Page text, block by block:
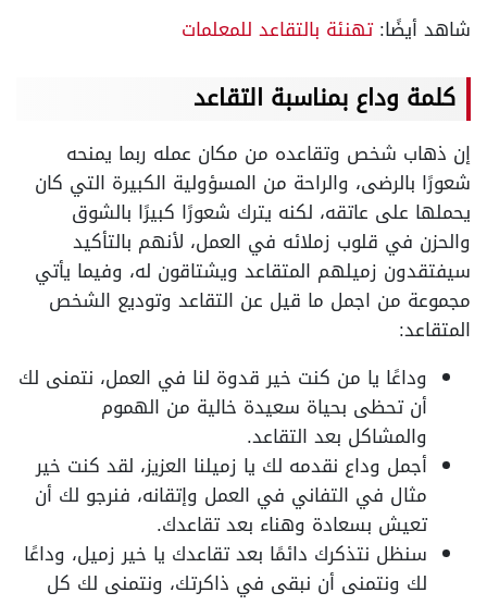
شاهد أيضًا:تهنئة بالتقاعد للمعلمات
كلمة وداع بمناسبة التقاعد
إن ذهاب شخص وتقاعده من مكان عمله ربما يمنحه
شعورًا بالرضى، والراحة من المسؤولية الكبيرة التي كان
يحملها على عاتقه، لكنه يترك شعورًا كبيرًا بالشوق
والحزن في قلوب زملائه في العمل، لأنهم بالتأكيد
سيفتقدون زميلهم المتقاعد ويشتاقون له، وفيما يأتي
مجموعة من اجمل ما قيل عن التقاعد وتوديع الشخص
المتقاعد:
وداعًا يا من كنت خير قدوة لنا في العمل، نتمنى لك
أن تحظى بحياة سعيدة خالية من الهموم
والمشاكل بعد التقاعد.
أجمل وداع نقدمه لك يا زميلنا العزيز، لقد كنت خير
مثال في التفاني في العمل وإتقانه، فنرجو لك أن
تعيش بسعادة وهناء بعد تقاعدك.
سنظل نتذكرك دائمًا بعد تقاعدك يا خير زميل، وداعًا
لك ونتمنى أن نبقى في ذاكرتك، ونتمنى لك كل